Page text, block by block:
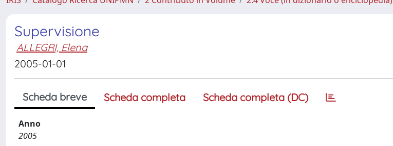
Supervisione
ALLEGRI, Elena
2005-01-01
Scheda breve Scheda completa Scheda completa (DC)
Anno
2005